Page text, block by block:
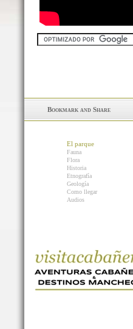
El parque
Fauna
Flora
Historia
Etnografía
Geología
Como llegar
Audios